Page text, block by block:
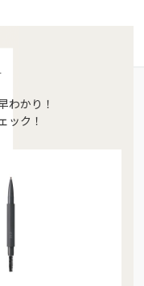
わかり！
ック！